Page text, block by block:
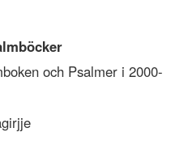
och Psalmer i 2000-